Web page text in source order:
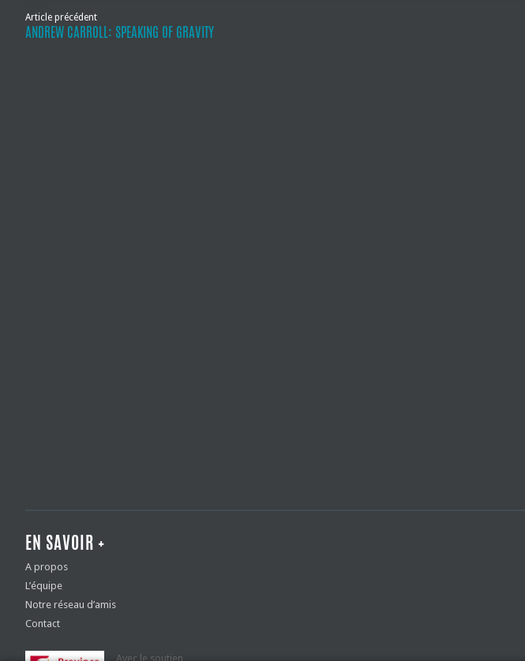
Article précédent
ANDREW CARROLL: SPEAKING OF GRAVITY
EN SAVOIR +
A propos
L’équipe
Notre réseau d’amis
Contact
Avec le soutien